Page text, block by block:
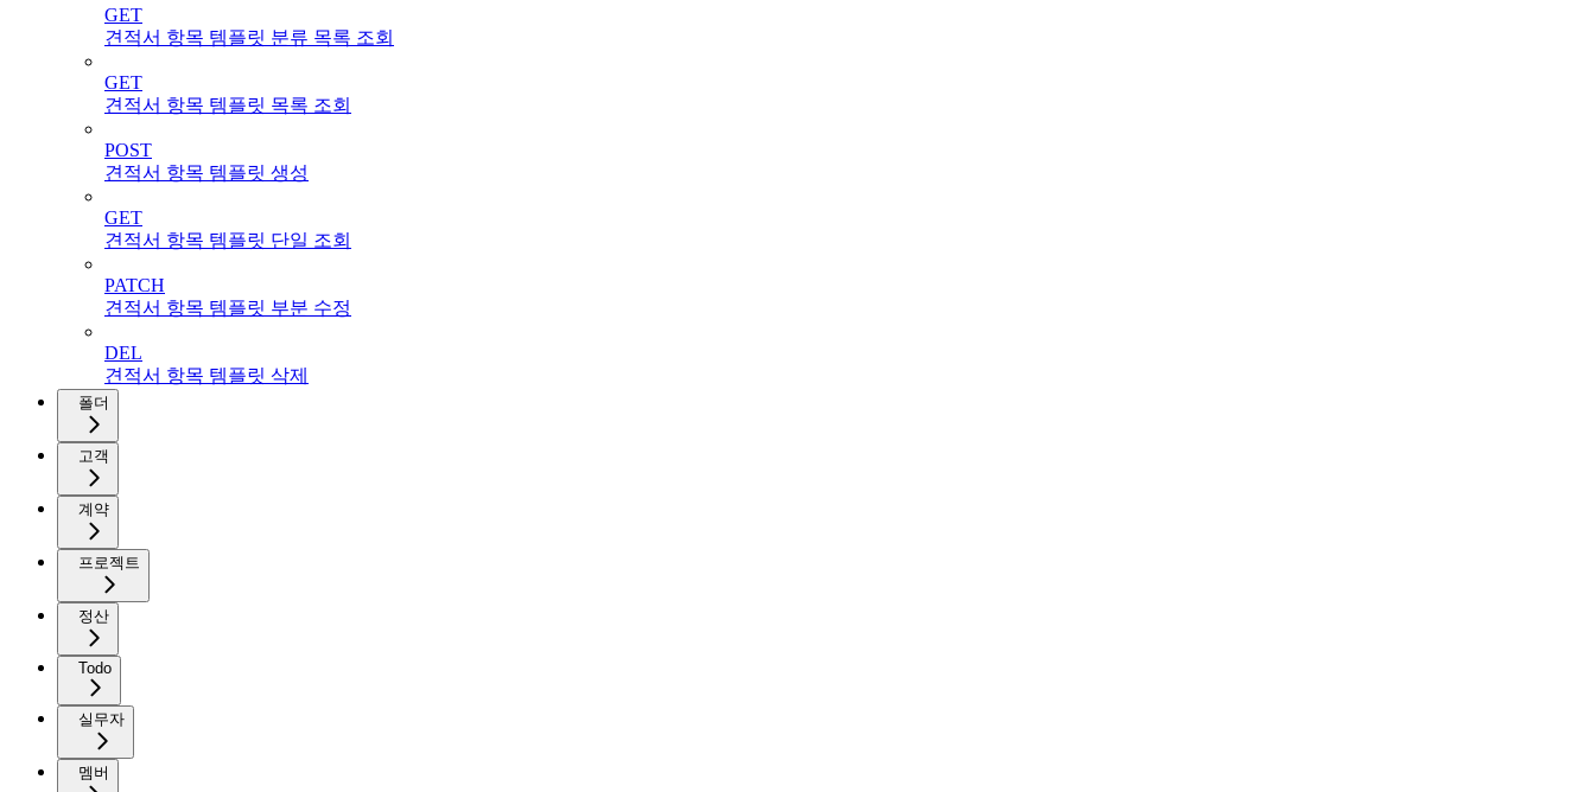
GET
견적서 항목 템플릿 분류 목록 조회
GET
견적서 항목 템플릿 목록 조회
POST
견적서 항목 템플릿 생성
GET
견적서 항목 템플릿 단일 조회
PATCH
견적서 항목 템플릿 부분 수정
DEL
견적서 항목 템플릿 삭제
폴더
고객
계약
프로젝트
정산
Todo
실무자
멤버